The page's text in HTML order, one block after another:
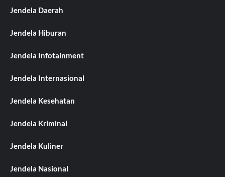
Jendela Daerah
Jendela Hiburan
Jendela Infotainment
Jendela Internasional
Jendela Kesehatan
Jendela Kriminal
Jendela Kuliner
Jendela Nasional